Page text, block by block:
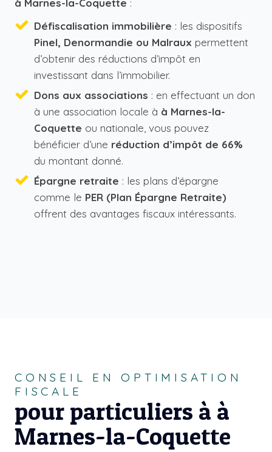
à Marnes-la-Coquette :
Défiscalisation immobilière : les dispositifs
Pinel, Denormandie ou Malraux permettent
d’obtenir des réductions d’impôt en
investissant dans l’immobilier.
Dons aux associations : en effectuant un don
à une association locale à à Marnes-la-
Coquette ou nationale, vous pouvez
bénéficier d’une réduction d’impôt de 66%
du montant donné.
Épargne retraite : les plans d’épargne
comme le PER (Plan Épargne Retraite)
offrent des avantages fiscaux intéressants.
CONSEIL EN OPTIMISATION
FISCALE
pour particuliers à à
Marnes-la-Coquette